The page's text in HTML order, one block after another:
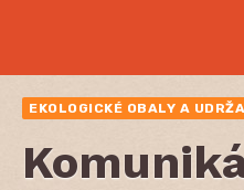
EKOLOGICKÉ OBALY A